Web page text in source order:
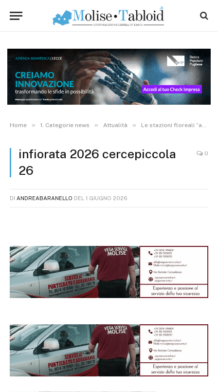
Home » 1. Categorie news » Attualità » Le stazioni floreali “accolgono” la Madonna del Rosario, a Cercepiccola si rinnova la tradizione dell’Infiorata. FOTO
infiorata 2026 cercepiccola
26
0
DI ANDREABARANELLO DEL 1 GIUGNO 2026